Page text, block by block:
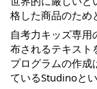
格した商品のため
自考力キッズ専
布されるテキスト
プログラムの作成
ているStudinoと